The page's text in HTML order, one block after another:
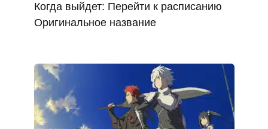
Когда выйдет: Перейти к расписанию
Оригинальное название